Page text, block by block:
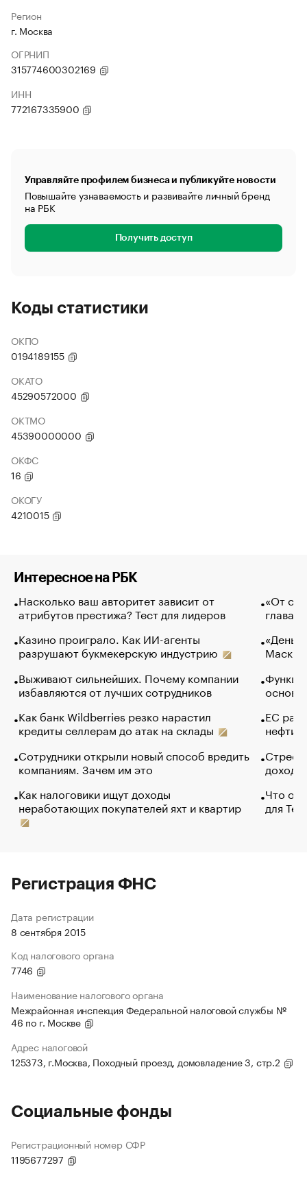
Регион
г. Москва
ОГРНИП
315774600302169
ИНН
772167335900
Управляйте профилем бизнеса и публикуйте новости
Повышайте узнаваемость и развивайте личный бренд
на РБК
Получить доступ
Коды статистики
ОКПО
0194189155
ОКАТО
45290572000
ОКТМО
45390000000
ОКФС
16
ОКОГУ
4210015
Интересное на РБК
Насколько ваш авторитет зависит от
атрибутов престижа? Тест для лидеров
Казино проиграло. Как ИИ-агенты
разрушают букмекерскую индустрию
Выживают сильнейших. Почему компании
избавляются от лучших сотрудников
Как банк Wildberries резко нарастил
кредиты селлерам до атак на склады
Сотрудники открыли новый способ вредить
компаниям. Зачем им это
Как налоговики ищут доходы
неработающих покупателей яхт и квартир
«От
глава
Маск в
основ
ЕС
нефти
Что
для
Регистрация ФНС
Дата регистрации
8 сентября 2015
Код налогового органа
7746
Наименование налогового органа
Межрайонная инспекция Федеральной налоговой службы №
46 по г. Москве
Адрес налоговой
125373, г.Москва, Походный проезд, домовладение 3, стр.2
Социальные фонды
Регистрационный номер СФР
1195677297